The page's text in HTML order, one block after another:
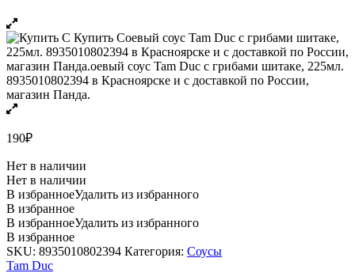
190₽
Нет в наличии
Нет в наличии
В избранноеУдалить из избранного
В избранное
В избранноеУдалить из избранного
В избранное
SKU: 8935010802394 Категория: Соусы
Tam Duc